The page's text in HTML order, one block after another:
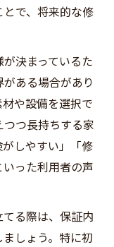
で、将来的な修
決まっているた
ある場合があり
や設備を選択で
つ長持ちする家
しやすい」「修
った利用者の声
る際は、保証内
しょう。特に初